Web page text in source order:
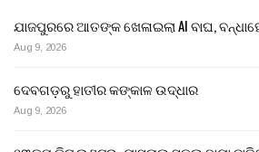
ଯାଜପୁରରେ ଆତଙ୍କ ଖେଳାଇଲା AI ବାଘ,
Aug 9, 2026
ଦେବଗଡ଼ରୁ ହାତୀର କଙ୍କାଳ ଉଦ୍ଧାର
Aug 9, 2026